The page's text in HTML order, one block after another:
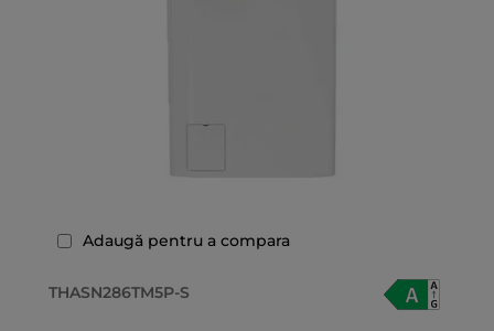
Adaugă pentru a compara
THASN286TM5P-S